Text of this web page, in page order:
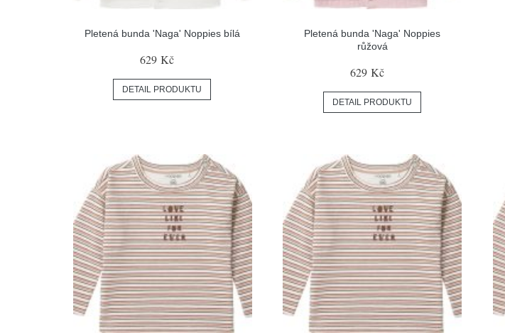
Pletená bunda 'Naga' Noppies bílá
629 Kč
DETAIL PRODUKTU
Pletená bunda 'Naga' Noppies
růžová
629 Kč
DETAIL PRODUKTU